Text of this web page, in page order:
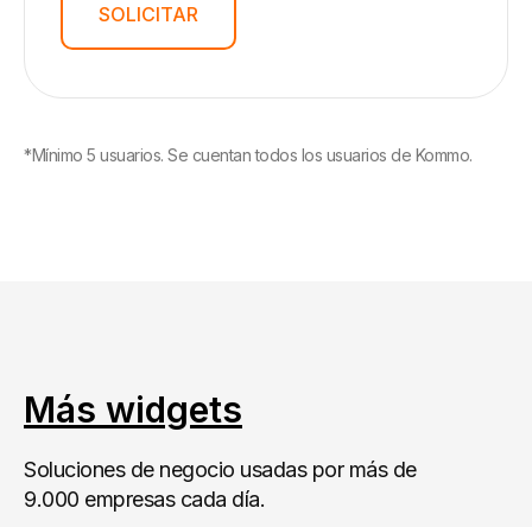
SOLICITAR
*Mínimo 5 usuarios. Se cuentan todos los usuarios de Kommo.
Más widgets
Soluciones de negocio usadas por más de
9.000 empresas cada día.